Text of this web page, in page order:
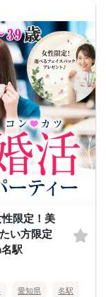
限定！美
い方限定
駅
愛知県 名駅